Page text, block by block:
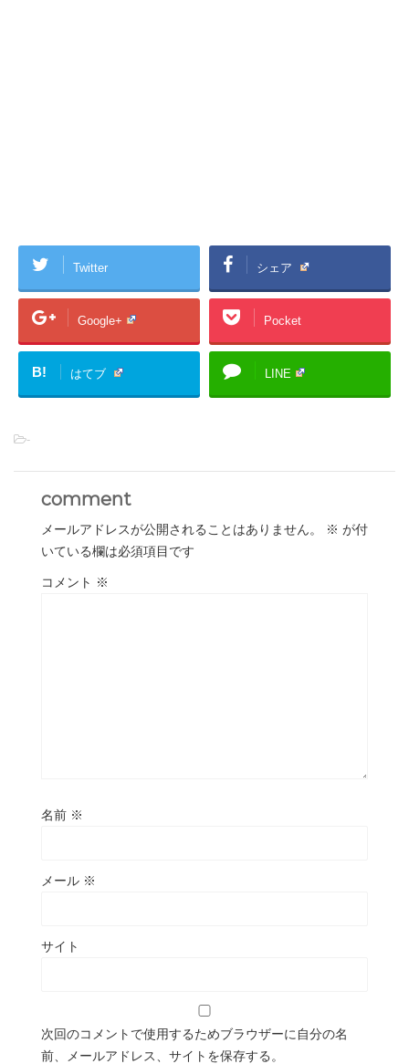
Twitter シェア
Google+ Pocket
B! はてブ LINE
-
comment
メールアドレスが公開されることはありません。 ※ が付
いている欄は必須項目です
コメント ※
名前 ※
メール ※
サイト
次回のコメントで使用するためブラウザーに自分の名
前、メールアドレス、サイトを保存する。